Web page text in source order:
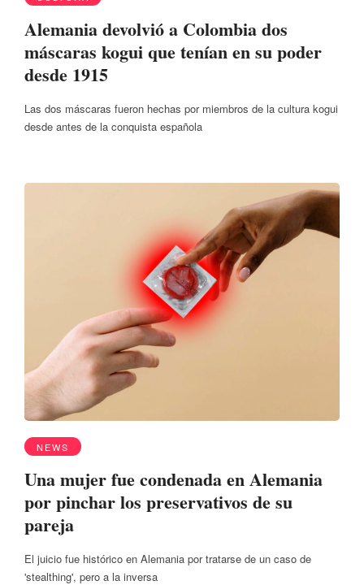
Alemania devolvió a Colombia dos
máscaras kogui que tenían en su poder
desde 1915
Las dos máscaras fueron hechas por miembros de la cultura kogui
desde antes de la conquista española
NEWS
Una mujer fue condenada en Alemania
por pinchar los preservativos de su
pareja
El juicio fue histórico en Alemania por tratarse de un caso de
'stealthing', pero a la inversa